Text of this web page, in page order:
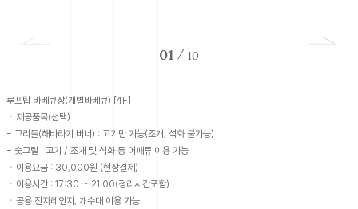
01 / 10
루프탑 바베큐장(개별바베큐) [4F]
ㆍ제공품목(선택)
- 그리들(해바라기 버너) : 고기만 가능(조개, 석화 불가능)
- 숯그릴 : 고기 / 조개 및 석화 등 어패류 이용 가능
ㆍ이용요금 : 30,000원 (현장결제)
ㆍ이용시간 : 17:30 ~ 21:00(정리시간포함)
ㆍ공용 전자레인지, 개수대 이용 가능